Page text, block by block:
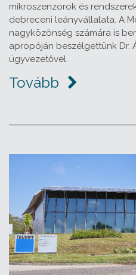
mikroszenzorok és
debreceni leányvállalata. A
nagyközönség számára is
apropóján beszélgettünk Dr.
ügyvezetővel.
Tovább